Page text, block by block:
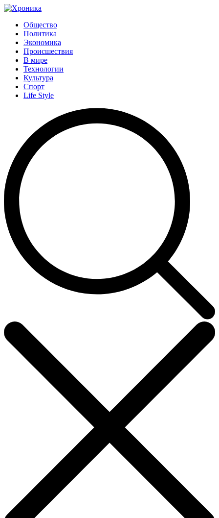
Общество
Политика
Экономика
Происшествия
В мире
Технологии
Культура
Спорт
Life Style